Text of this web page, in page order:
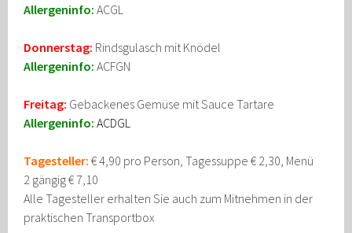
Allergeninfo: ACGL
Donnerstag: Rindsgulasch mit Knödel
Allergeninfo: ACFGN
Freitag: Gebackenes Gemüse mit Sauce Tartare
Allergeninfo: ACDGL
Tagesteller: € 4,90 pro Person, Tagessuppe € 2,30, Menü
2 gängig € 7,10
Alle Tagesteller erhalten Sie auch zum Mitnehmen in der
praktischen Transportbox